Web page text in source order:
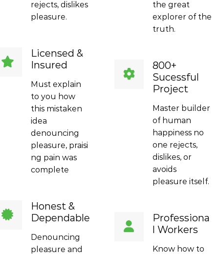
rejects, dislikes
pleasure.
the great
explorer of the
truth.
Licensed &
Insured
Must explain
to you how
this mistaken
idea
denouncing
pleasure, praisi
ng pain was
complete
800+
Sucessful
Project
Master builder
of human
happiness no
one rejects,
dislikes, or
avoids
pleasure itself.
Honest &
Dependable
Denouncing
pleasure and
Professiona
l Workers
Know how to